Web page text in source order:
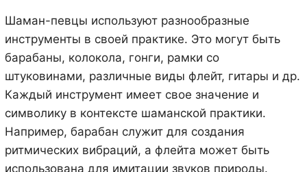
Шаман-певцы используют разнообразные
инструменты в своей практике. Это могут быть
барабаны, колокола, гонги, рамки со
штуковинами, различные виды флейт, гитары и др.
Каждый инструмент имеет свое значение и
символику в контексте шаманской практики.
Например, барабан служит для создания
ритмических вибраций, а флейта может быть
использована для имитации звуков природы.